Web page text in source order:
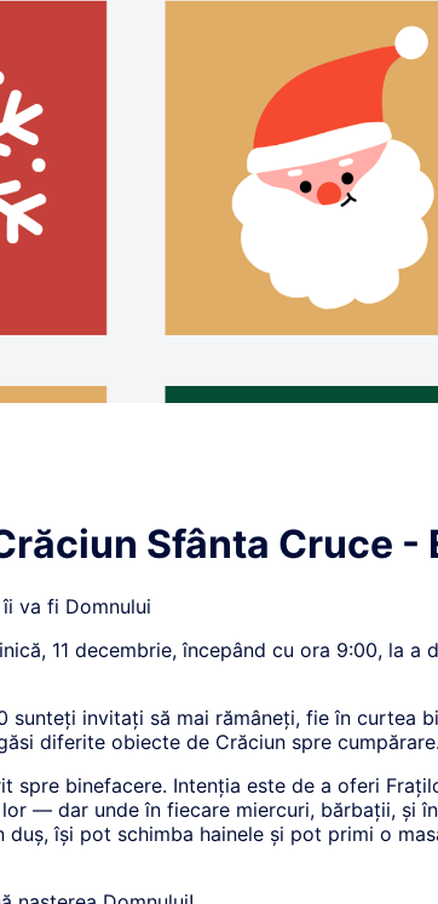
Sfânta Cruce -
va fi Domnului
11 decembrie, începând cu ora 9:00, la
sunteți invitați să mai rămâneți, fie în curtea
diferite obiecte de Crăciun spre cumpărare.
spre binefacere. Intenția este de a oferi
— dar unde în fiecare miercuri, bărbații, și
duș, își pot schimba hainele și pot primi o